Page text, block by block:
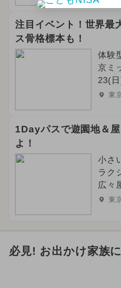
2025年1月のイベント
2025年4月のイベント
夏休み（日帰り）
2024年10月のイベント
注目イベント！世界最
ス骨格標本も！
体験
京ミ
23(日
東
1Dayパスで遊園地＆
よ！
小さ
ラク
広々
東
必見! お出かけ家族